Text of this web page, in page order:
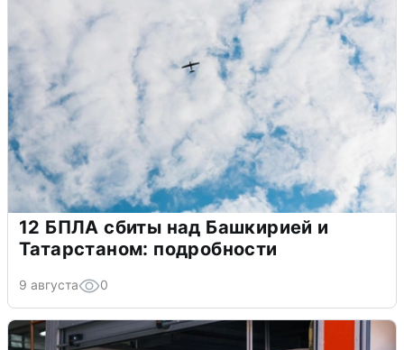
12 БПЛА сбиты над Башкирией и
Татарстаном: подробности
9 августа 0